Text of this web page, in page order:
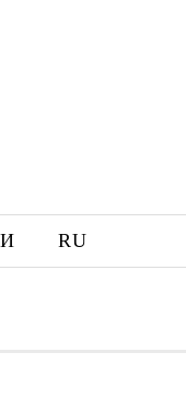
RU